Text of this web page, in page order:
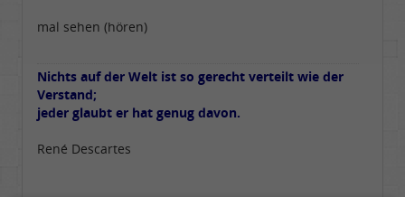
mal sehen (hören)
Nichts auf der Welt ist so gerecht verteilt wie der
Verstand;
jeder glaubt er hat genug davon.
René Descartes